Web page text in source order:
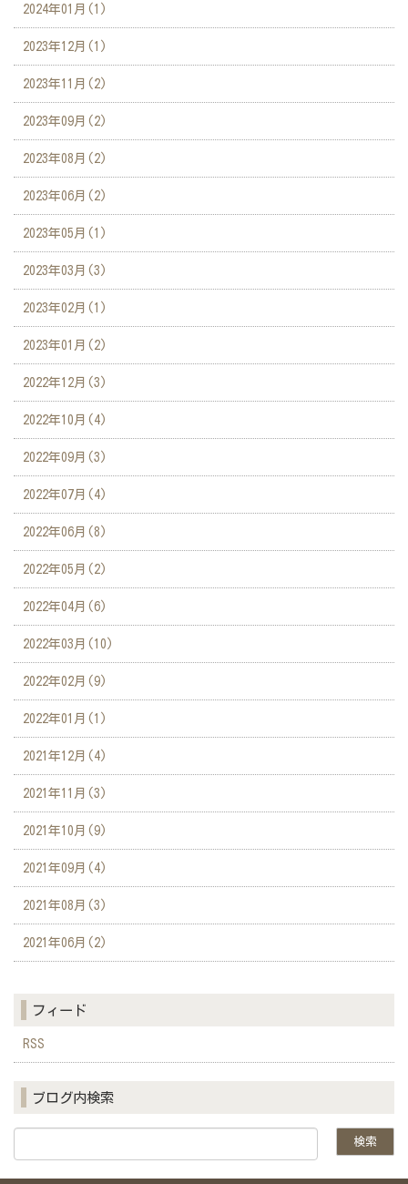
2024年01月(1)
2023年12月(1)
2023年11月(2)
2023年09月(2)
2023年08月(2)
2023年06月(2)
2023年05月(1)
2023年03月(3)
2023年02月(1)
2023年01月(2)
2022年12月(3)
2022年10月(4)
2022年09月(3)
2022年07月(4)
2022年06月(8)
2022年05月(2)
2022年04月(6)
2022年03月(10)
2022年02月(9)
2022年01月(1)
2021年12月(4)
2021年11月(3)
2021年10月(9)
2021年09月(4)
2021年08月(3)
2021年06月(2)
フィード
RSS
ブログ内検索